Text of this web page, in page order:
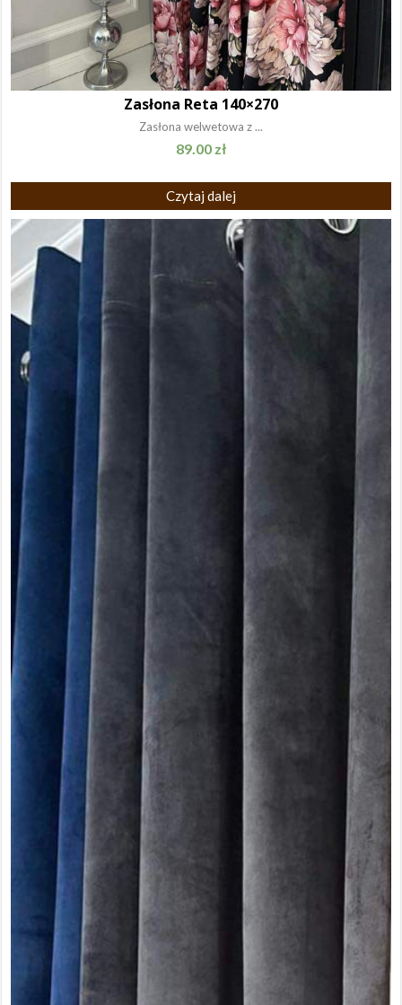
Zasłona Reta 140×270
Zasłona welwetowa z ...
89.00 zł
Czytaj dalej